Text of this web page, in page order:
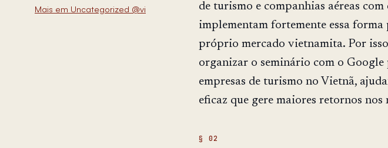
Mais em Uncategorized @vi
de turismo e companhias aéreas
implementam fortemente essa forma
próprio mercado vietnamita. Por
organizar o seminário com o Google
empresas de turismo no Vietnã,
eficaz que gere maiores retornos nos